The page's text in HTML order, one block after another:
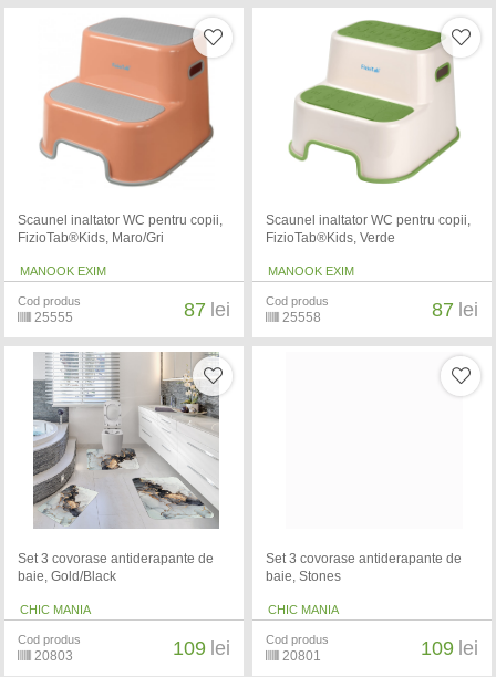
Scaunel inaltator WC pentru copii,
FizioTab®Kids, Maro/Gri
MANOOK EXIM
Cod produs
25555 87 lei
Scaunel inaltator WC pentru copii,
FizioTab®Kids, Verde
MANOOK EXIM
Cod produs
25558 87 lei
Set 3 covorase antiderapante de
baie, Gold/Black
CHIC MANIA
Cod produs
20803 109 lei
Set 3 covorase antiderapante de
baie, Stones
CHIC MANIA
Cod produs
20801 109 lei